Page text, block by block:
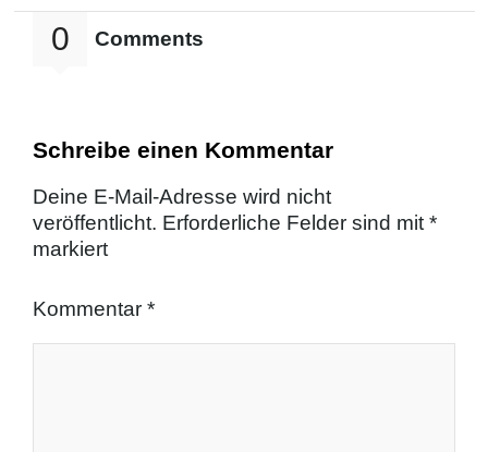
0 Comments
Schreibe einen Kommentar
Deine E-Mail-Adresse wird nicht
veröffentlicht. Erforderliche Felder sind mit *
markiert
Kommentar *